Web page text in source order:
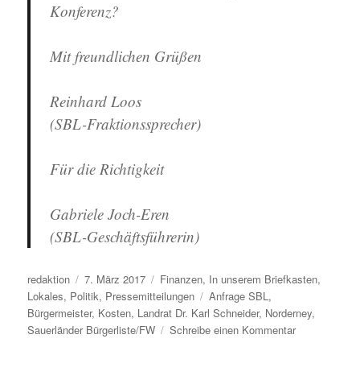
Konferenz?
Mit freundlichen Grüßen
Reinhard Loos
(SBL-Fraktionssprecher)
Für die Richtigkeit
Gabriele Joch-Eren
(SBL-Geschäftsführerin)
Autor
redaktion
Veröffentlicht
am
7. März 2017 Kategorien
Finanzen, In unserem Briefkasten,
Lokales, Politik, Pressemitteilungen Schlagwörter
Anfrage SBL,
Bürgermeister, Kosten, Landrat Dr. Karl Schneider, Norderney,
Sauerländer Bürgerliste/FW
Schreibe einen Kommentarzu